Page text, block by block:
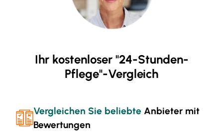
Ihr kostenloser "24-Stunden-
Pflege"-Vergleich
Vergleichen Sie beliebte Anbieter mit
Bewertungen